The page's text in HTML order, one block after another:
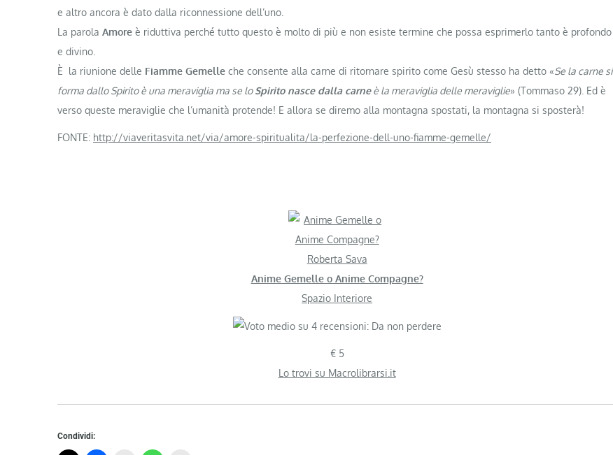
e altro ancora è dato dalla riconnessione dell’uno.
La parola Amore è riduttiva perché tutto questo è molto di più e non esiste termine che possa esprimerlo tanto è profondo
e divino.
È la riunione delle Fiamme Gemelle che consente alla carne di ritornare spirito come Gesù stesso ha detto «Se la carne si
forma dallo Spirito è una meraviglia ma se loSpirito nasce dalla carneè la meraviglia delle meraviglie» (Tommaso 29). Ed è
verso queste meraviglie che l’umanità protende! E allora se diremo alla montagna spostati, la montagna si sposterà!
FONTE: http://viaveritasvita.net/via/amore-spiritualita/la-perfezione-dell-uno-fiamme-gemelle/
Roberta Sava
Anime Gemelle o Anime Compagne?
Spazio Interiore
€ 5
Lo trovi su Macrolibrarsi.it
Condividi: